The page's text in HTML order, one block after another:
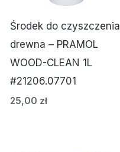
Środek do czyszczenia
drewna – PRAMOL
WOOD-CLEAN 1L
#21206.07701
25,00 zł